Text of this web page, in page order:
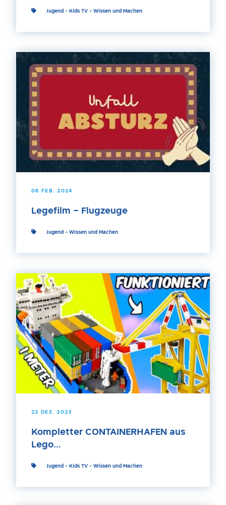
Jugend - Kids TV - Wissen und Machen
06 FEB. 2024
Legefilm – Flugzeuge
Jugend - Wissen und Machen
22 DEZ. 2023
Kompletter CONTAINERHAFEN aus
Lego…
Jugend - Kids TV - Wissen und Machen